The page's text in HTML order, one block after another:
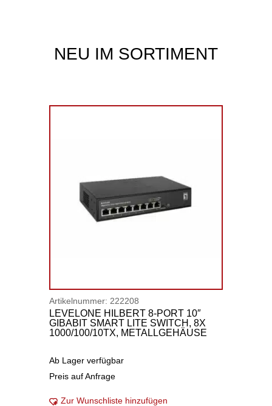
NEU IM SORTIMENT
Artikelnummer: 222208
LEVELONE HILBERT 8-PORT 10″
GIBABIT SMART LITE SWITCH, 8X
1000/100/10TX, METALLGEHÄUSE
Ab Lager verfügbar
Preis auf Anfrage
Zur Wunschliste hinzufügen